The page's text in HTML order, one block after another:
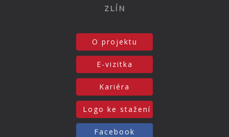
ZLÍN
O projektu
E-vizitka
Kariéra
Logo ke stažení
Facebook